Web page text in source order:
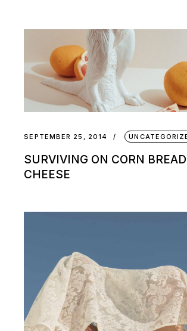
SEPTEMBER 25, 2014
SURVIVING ON CORN
CHEESE